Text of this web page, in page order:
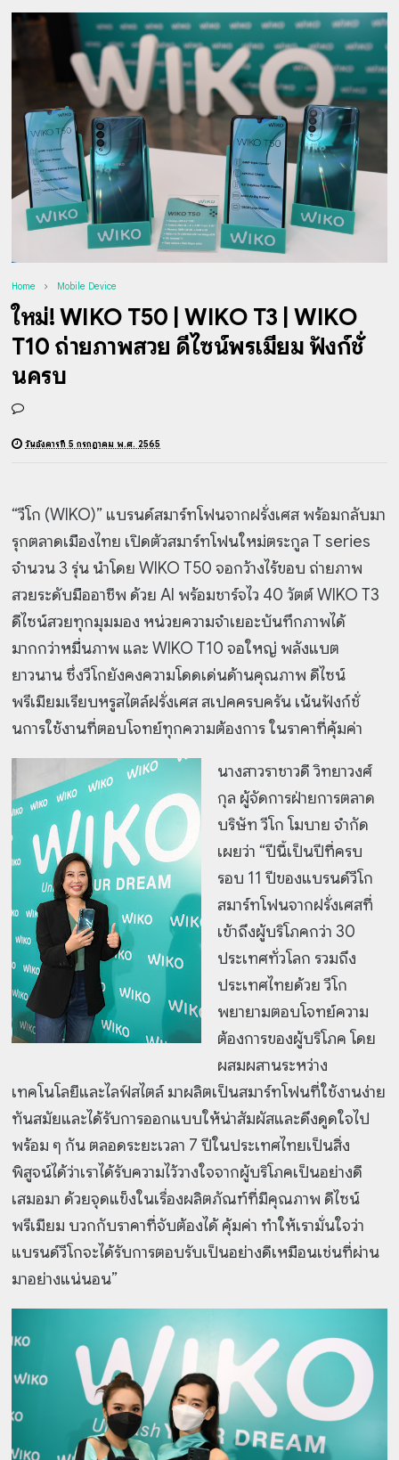
Home Mobile Device
ใหม่! WIKO T50 | WIKO T3 | WIKO
T10 ถ่ายภาพสวย ดีไซน์พรีเมียม ฟังก์ชั่
นครบ
วันอังคารที่ 5 กรกฎาคม พ.ศ. 2565
“วีโก (WIKO)” แบรนด์สมาร์ทโฟนจากฝรั่งเศส พร้อมกลับมา
รุกตลาดเมืองไทย เปิดตัวสมาร์ทโฟนใหม่ตระกูล T series
จำนวน 3 รุ่น นำโดย WIKO T50 จอกว้างไร้ขอบ ถ่ายภาพ
สวยระดับมืออาชีพ ด้วย AI พร้อมชาร์จไว 40 วัตต์ WIKO T3
ดีไซน์สวยทุกมุมมอง หน่วยความจำเยอะบันทึกภาพได้
มากกว่าหมื่นภาพ และ WIKO T10 จอใหญ่ พลังแบต
ยาวนาน ซึ่งวีโกยังคงความโดดเด่นด้านคุณภาพ ดีไซน์
พรีเมียมเรียบหรูสไตล์ฝรั่งเศส สเปคครบครัน เน้นฟังก์ชั่
นการใช้งานที่ตอบโจทย์ทุกความต้องการ ในราคาที่คุ้มค่า
นางสาวราชาวดี วิทยาวงศ์
กุล ผู้จัดการฝ่ายการตลาด
บริษัท วีโก โมบาย จำกัด
เผยว่า “ปีนี้เป็นปีที่ครบ
รอบ 11 ปีของแบรนด์วีโก
สมาร์ทโฟนจากฝรั่งเศสที่
เข้าถึงผู้บริโภคกว่า 30
ประเทศทั่วโลก รวมถึง
ประเทศไทยด้วย วีโก
พยายามตอบโจทย์ความ
ต้องการของผู้บริโภค โดย
ผสมผสานระหว่าง
เทคโนโลยีและไลฟ์สไตล์ มาผลิตเป็นสมาร์ทโฟนที่ใช้งานง่าย
ทันสมัยและได้รับการออกแบบให้น่าสัมผัสและดึงดูดใจไป
พร้อม ๆ กัน ตลอดระยะเวลา 7 ปีในประเทศไทยเป็นสิ่ง
พิสูจน์ได้ว่าเราได้รับความไว้วางใจจากผู้บริโภคเป็นอย่างดี
เสมอมา ด้วยจุดแข็งในเรื่องผลิตภัณฑ์ที่มีคุณภาพ ดีไซน์
พรีเมียม บวกกับราคาที่จับต้องได้ คุ้มค่า ทำให้เรามั่นใจว่า
แบรนด์วีโกจะได้รับการตอบรับเป็นอย่างดีเหมือนเช่นที่ผ่าน
มาอย่างแน่นอน”